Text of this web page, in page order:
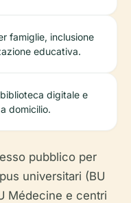
famiglie, inclusione
educativa.
digitale e
domicilio.
pubblico per
universitari (BU
Médecine e centri